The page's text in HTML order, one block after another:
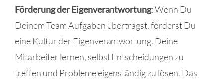
Förderung der Eigenverantwortung: Wenn Du
Deinem Team Aufgaben überträgst, förderst Du
eine Kultur der Eigenverantwortung. Deine
Mitarbeiter lernen, selbst Entscheidungen zu
treffen und Probleme eigenständig zu lösen. Das